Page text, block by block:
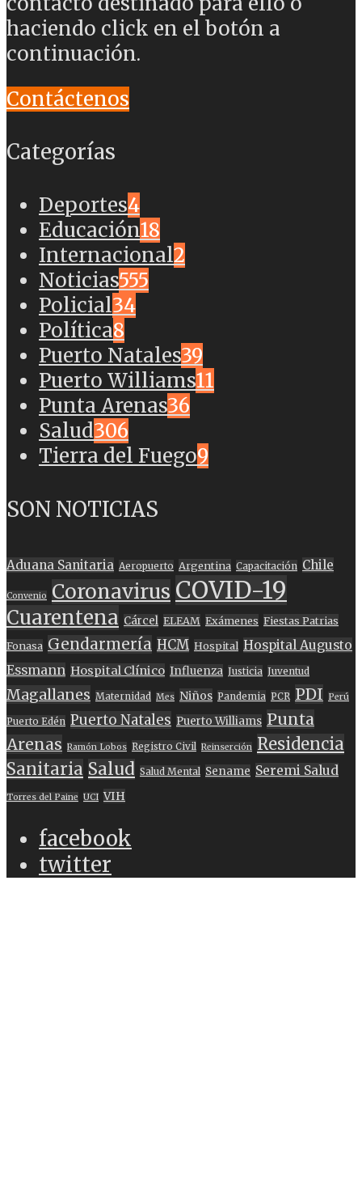
haciendo click en el botón a
continuación.
Contáctenos
Categorías
Deportes4
Educación18
Internacional2
Noticias555
Policial34
Política8
Puerto Natales39
Puerto Williams11
Punta Arenas36
Salud306
Tierra del Fuego9
SON NOTICIAS
Aduana Sanitaria Aeropuerto Argentina Capacitación Chile
Convenio Coronavirus COVID-19
Cuarentena Cárcel ELEAM Exámenes Fiestas Patrias
Fonasa Gendarmería HCM Hospital Hospital Augusto
Essmann Hospital Clínico Influenza Justicia Juventud
Magallanes Maternidad Mes Niños Pandemia PCR PDI Perú
Puerto Edén Puerto Natales Puerto Williams Punta
Arenas Ramón Lobos Registro Civil Reinserción
Residencia
Sanitaria Salud Salud Mental Sename Seremi Salud
Torres del Paine UCI VIH
facebook
twitter